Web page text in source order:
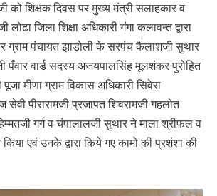
को शिक्षक दिवस पर मुख्य मंत्री सलाहकार व
लोढा जिला शिक्षा अधिकारी गंगा कलावन्त द्वारा
ग्राम पंचायत झाडोली के सरपंच कैलाशजी सुथार
पँवार वार्ड सदस्य अजयपालसिंह मूलशंकर पुरोहित
मीणा ग्राम विकास अधिकारी सिवेरा
सेवी पीरारामजी प्रजापत शिवरामजी गहलोत
गर्ग व चंपालालजी सुथार ने माला श्रीफल व
एवं उनके द्वारा किये गए कामो की प्रशंशा की